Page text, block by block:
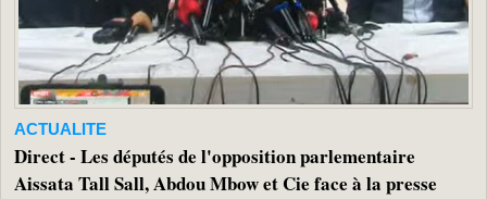
ACTUALITE
Direct - Les députés de l'opposition parlementaire
Aissata Tall Sall, Abdou Mbow et Cie face à la presse